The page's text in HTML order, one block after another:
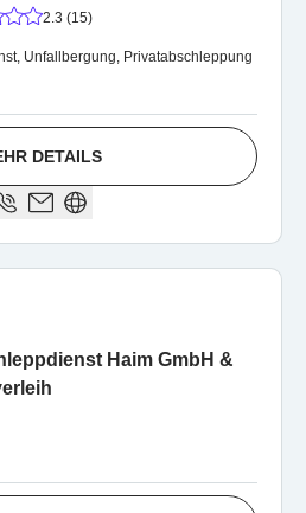
2.3 (15)
Unfallbergung, Privatabschleppung
DETAILS
Haim GmbH &